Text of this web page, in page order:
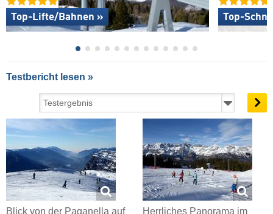
Top-Lifte/Bahnen » Top-
Testbericht lesen »
Blick von der Paganella auf Herrliches Panorama im